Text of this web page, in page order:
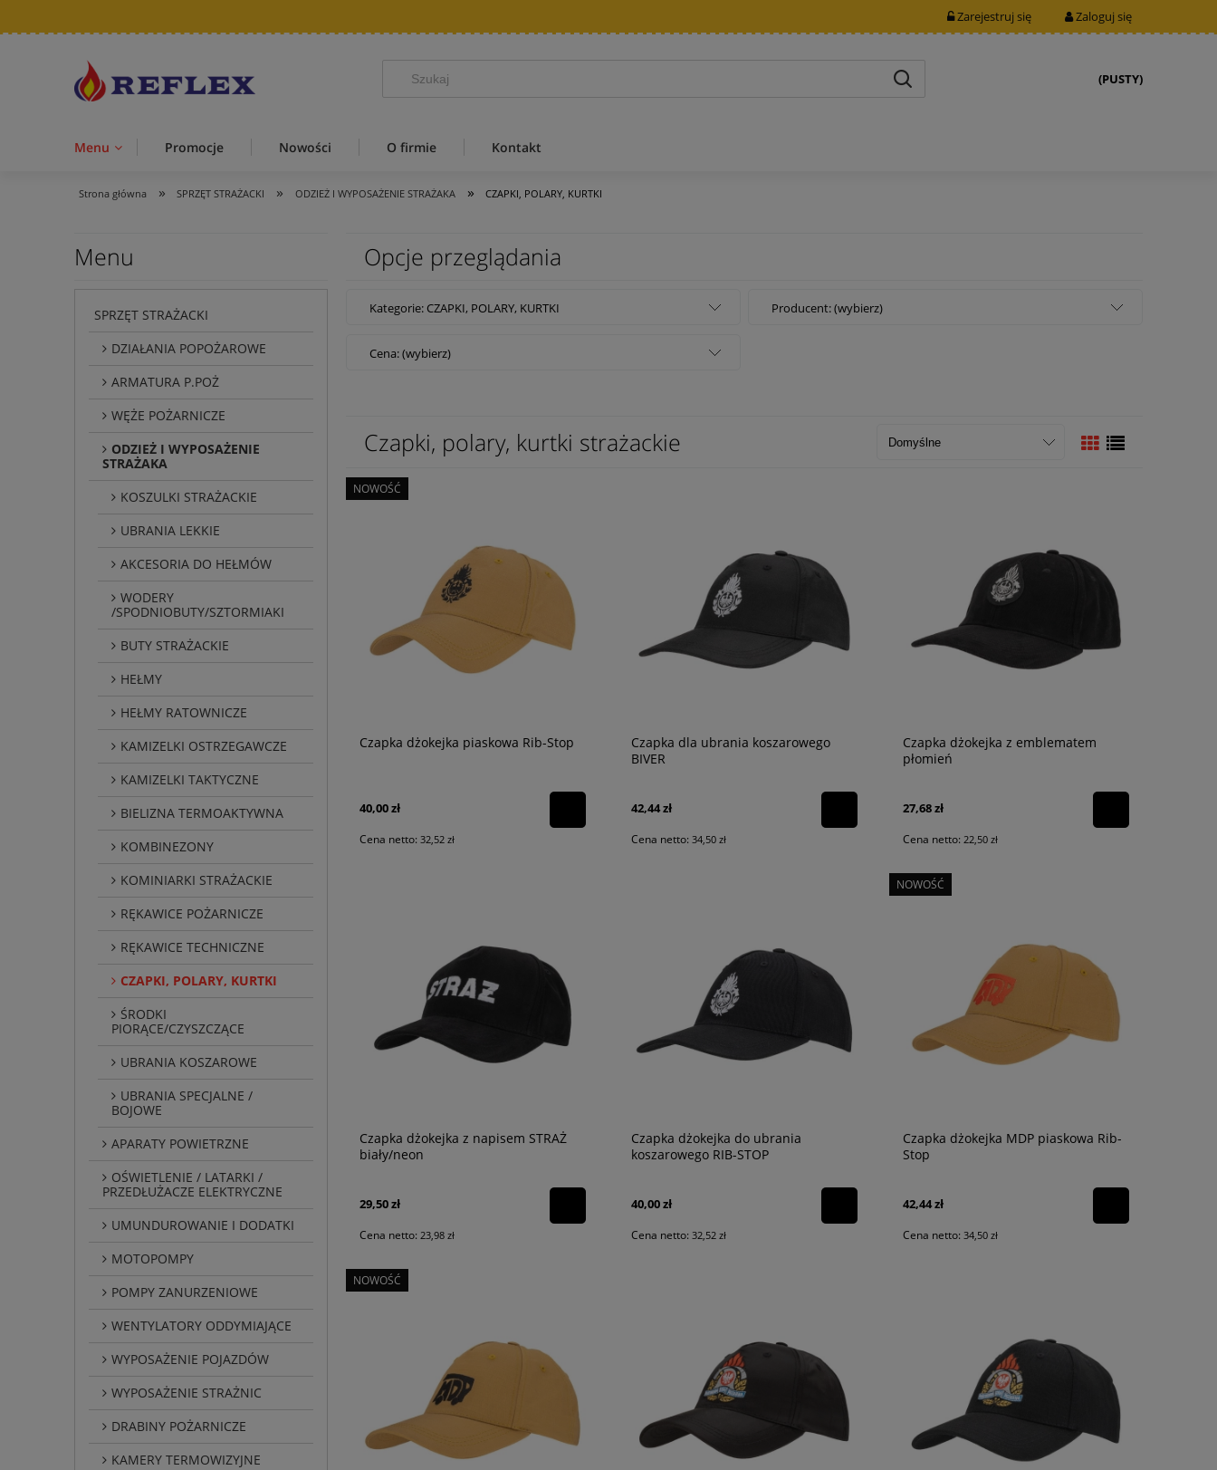
Zarejestruj się Zaloguj się
(PUSTY)
Menu Promocje Nowości O firmie Kontakt
Strona główna » SPRZĘT STRAŻACKI » ODZIEŻ I WYPOSAŻENIE STRAŻAKA » CZAPKI, POLARY, KURTKI
Menu
SPRZĘT STRAŻACKI
DZIAŁANIA POPOŻAROWE
ARMATURA P.POŻ
WĘŻE POŻARNICZE
ODZIEŻ I WYPOSAŻENIE
STRAŻAKA
KOSZULKI STRAŻACKIE
UBRANIA LEKKIE
AKCESORIA DO HEŁMÓW
WODERY
/SPODNIOBUTY/SZTORMIAKI
BUTY STRAŻACKIE
HEŁMY
HEŁMY RATOWNICZE
KAMIZELKI OSTRZEGAWCZE
KAMIZELKI TAKTYCZNE
BIELIZNA TERMOAKTYWNA
KOMBINEZONY
KOMINIARKI STRAŻACKIE
RĘKAWICE POŻARNICZE
RĘKAWICE TECHNICZNE
CZAPKI, POLARY, KURTKI
ŚRODKI
PIORĄCE/CZYSZCZĄCE
UBRANIA KOSZAROWE
UBRANIA SPECJALNE /
BOJOWE
APARATY POWIETRZNE
OŚWIETLENIE / LATARKI /
PRZEDŁUŻACZE ELEKTRYCZNE
UMUNDUROWANIE I DODATKI
MOTOPOMPY
POMPY ZANURZENIOWE
WENTYLATORY ODDYMIAJĄCE
WYPOSAŻENIE POJAZDÓW
WYPOSAŻENIE STRAŻNIC
DRABINY POŻARNICZE
KAMERY TERMOWIZYJNE
Opcje przeglądania
Kategorie: CZAPKI, POLARY, KURTKI Producent: (wybierz)
Cena: (wybierz)
Czapki, polary, kurtki strażackie
Czapka dżokejka piaskowa Rib-Stop
40,00 zł
Cena netto: 32,52 zł
NOWOŚĆ
Czapka dla ubrania koszarowego
BIVER
42,44 zł
Cena netto: 34,50 zł
Czapka dżokejka z emblematem
płomień
27,68 zł
Cena netto: 22,50 zł
Czapka dżokejka z napisem STRAŻ
biały/neon
29,50 zł
Cena netto: 23,98 zł
Czapka dżokejka do ubrania
koszarowego RIB-STOP
40,00 zł
Cena netto: 32,52 zł
Czapka dżokejka MDP piaskowa Rib-
Stop
42,44 zł
Cena netto: 34,50 zł
NOWOŚĆ
NOWOŚĆ